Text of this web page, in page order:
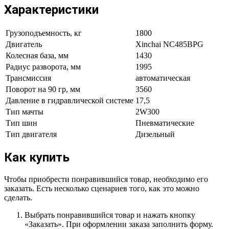
Характеристики
Грузоподъемность, кг
1800
Двигатель
Xinchai NC485BPG
Колесная база, мм
1430
Радиус разворота, мм
1995
Трансмиссия
автоматическая
Поворот на 90 гр, мм
3560
Давление в гидравлической системе 17,5
Тип мачты
2W300
Тип шин
Пневматические
Тип двигателя
Дизельный
Как купить
Чтобы приобрести понравившийся товар, необходимо его
заказать. Есть несколько сценариев того, как это можно
сделать.
Выбрать понравившийся товар и нажать кнопку
«Заказать». При оформлении заказа заполнить форму.